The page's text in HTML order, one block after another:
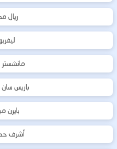
ريال
باريس
بايرن
أشرف